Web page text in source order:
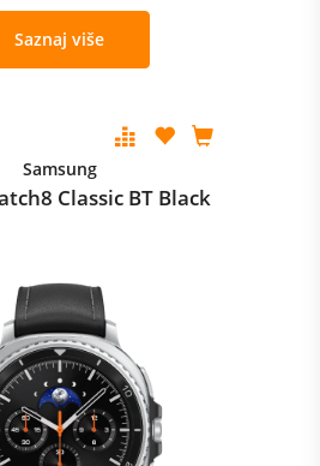
Saznaj više
Samsung
Classic BT Black